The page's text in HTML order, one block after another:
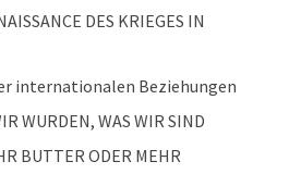
DES KRIEGES IN
internationalen Beziehungen
WURDEN, WAS WIR SIND
BUTTER ODER MEHR